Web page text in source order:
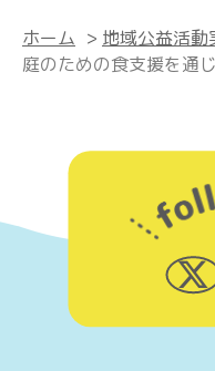
ホーム > 地域公益活動
庭のための食支援を通